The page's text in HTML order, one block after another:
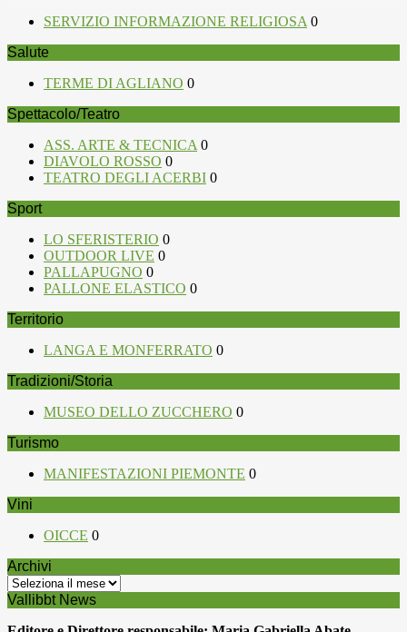
SERVIZIO INFORMAZIONE RELIGIOSA 0
Salute
TERME DI AGLIANO 0
Spettacolo/Teatro
ASS. ARTE & TECNICA 0
DIAVOLO ROSSO 0
TEATRO DEGLI ACERBI 0
Sport
LO SFERISTERIO 0
OUTDOOR LIVE 0
PALLAPUGNO 0
PALLONE ELASTICO 0
Territorio
LANGA E MONFERRATO 0
Tradizioni/Storia
MUSEO DELLO ZUCCHERO 0
Turismo
MANIFESTAZIONI PIEMONTE 0
Vini
OICCE 0
Archivi
Archivi
Vallibbt News